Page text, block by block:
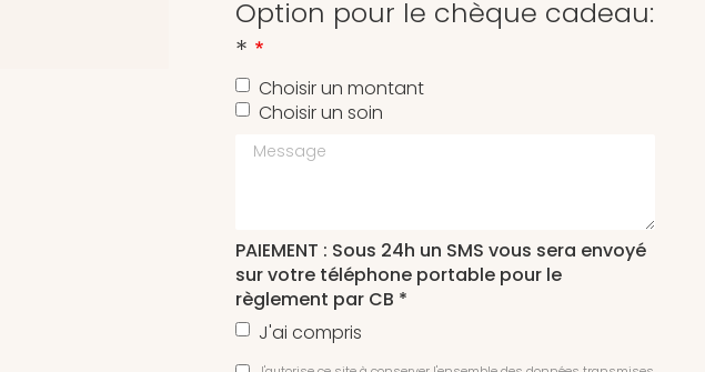
Option pour le chèque cadeau:
*
Choisir un montant
Choisir un soin
Message
PAIEMENT : Sous 24h un SMS vous sera envoyé
sur votre téléphone portable pour le
règlement par CB *
J'ai compris